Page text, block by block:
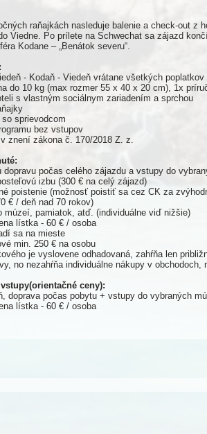
raňajkách nasleduje balenie a check-out z
Viedne. Po prílete na Schwechat sa zájazd
Kodane – „Benátok severu“.
- Kodaň - Viedeň vrátane všetkých poplatkov
do 10 kg (max rozmer 55 x 40 x 20 cm), 1x
s vlastným sociálnym zariadením a sprchou
sprievodcom
bez vstupov
znení zákona č. 170/2018 Z. z.
dopravu počas celého zájazdu a vstupy do
izbu (300 € na celý zájazd)
poistenie (možnosť poistiť sa cez CK za
€ / deň nad 70 rokov)
múzeí, pamiatok, atď. (individuálne viď nižšie)
lístka - 60 € / osoba
sa na mieste
min. 250 € na osobu
je vyslovene odhadovaná, zahŕňa len
no nezahŕňa individuálne nákupy v
ceny):
doprava počas pobytu + vstupy do vybraných
lístka - 60 € / osoba